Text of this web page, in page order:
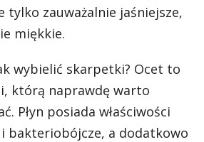
tylko zauważalnie jaśniejsze,
miękkie.
wybielić skarpetki? Ocet to
którą naprawdę warto
Płyn posiada właściwości
bakteriobójcze, a dodatkowo